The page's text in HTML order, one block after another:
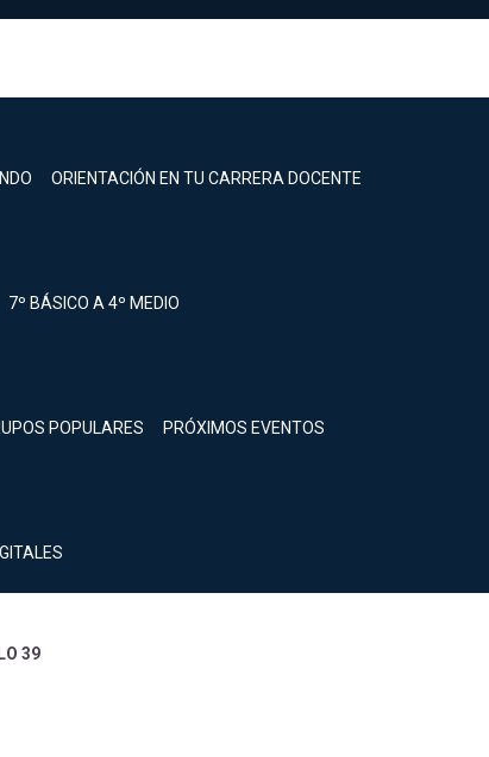
ORIENTACIÓN EN TU CARRERA DOCENTE
7º BÁSICO A 4º MEDIO
POPULARES PRÓXIMOS EVENTOS
39
Inicia sesión.